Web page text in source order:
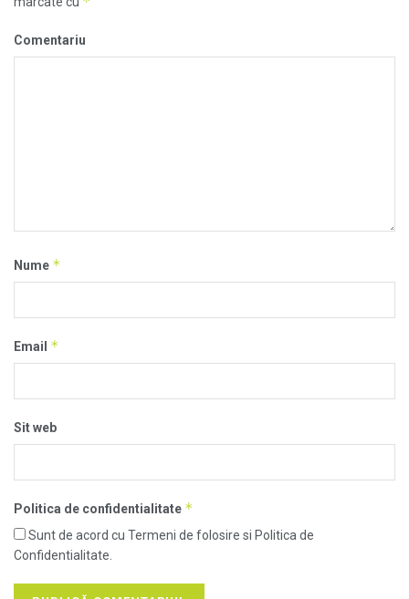
Comentariu
Nume *
Email *
Sit web
Politica de confidentialitate *
Sunt de acord cu Termeni de folosire si Politica de
Confidentialitate.